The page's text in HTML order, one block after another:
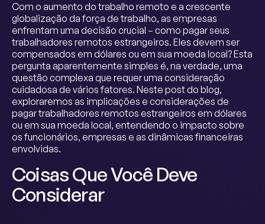
Com o aumento do trabalho remoto e a crescente
globalização da força de trabalho, as empresas
enfrentam uma decisão crucial – como pagar seus
trabalhadores remotos estrangeiros. Eles devem ser
compensados em dólares ou em sua moeda local? Esta
pergunta aparentemente simples é, na verdade, uma
questão complexa que requer uma consideração
cuidadosa de vários fatores. Neste post do blog,
exploraremos as implicações e considerações de
pagar trabalhadores remotos estrangeiros em dólares
ou em sua moeda local, entendendo o impacto sobre
os funcionários, empresas e as dinâmicas financeiras
envolvidas.
Coisas Que Você Deve
Considerar